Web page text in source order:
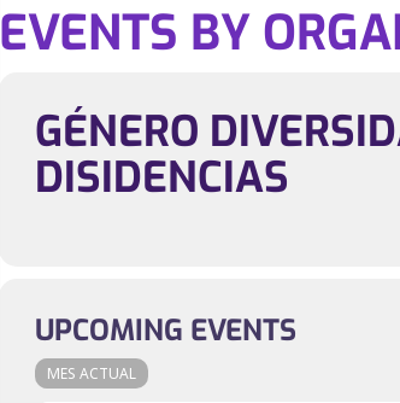
EVENTS BY
GÉNERO
DISIDENCIAS
UPCOMING EVENTS
MES ACTUAL